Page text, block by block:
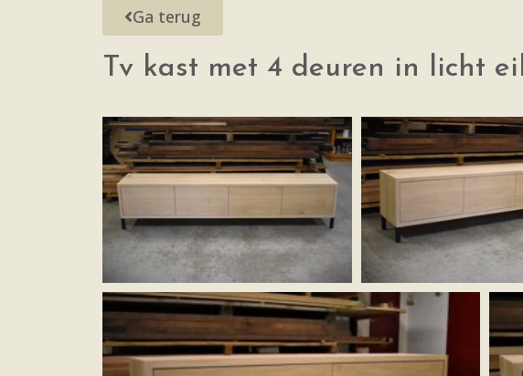
Ga terug
Tv kast met 4 deuren in licht